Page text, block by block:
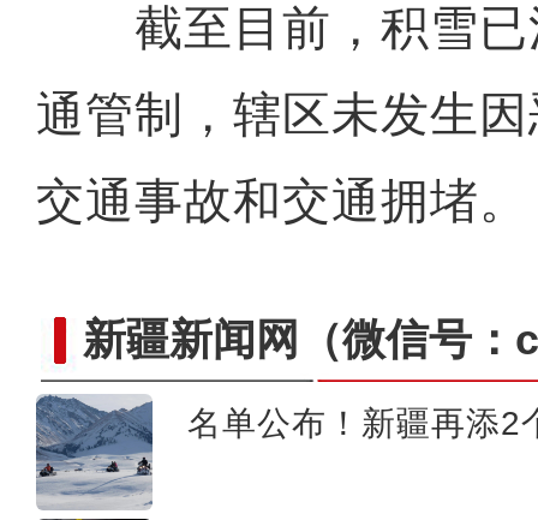
截至目前，积雪已
通管制，辖区未发生
交通事故和交通拥堵。
新疆新闻网 （微信号
名单公布！新疆再添2